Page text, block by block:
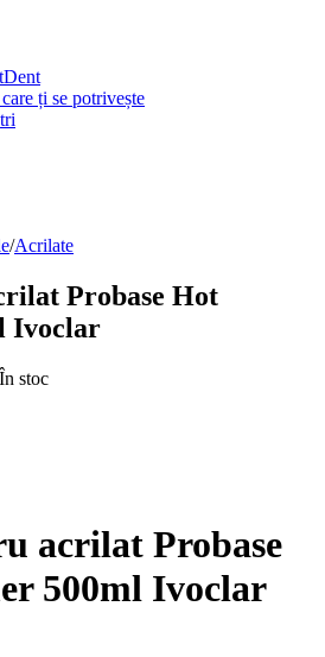
ți se potrivește
/Acrilate
Probase Hot
Ivoclar
În stoc
acrilat Probase
500ml Ivoclar